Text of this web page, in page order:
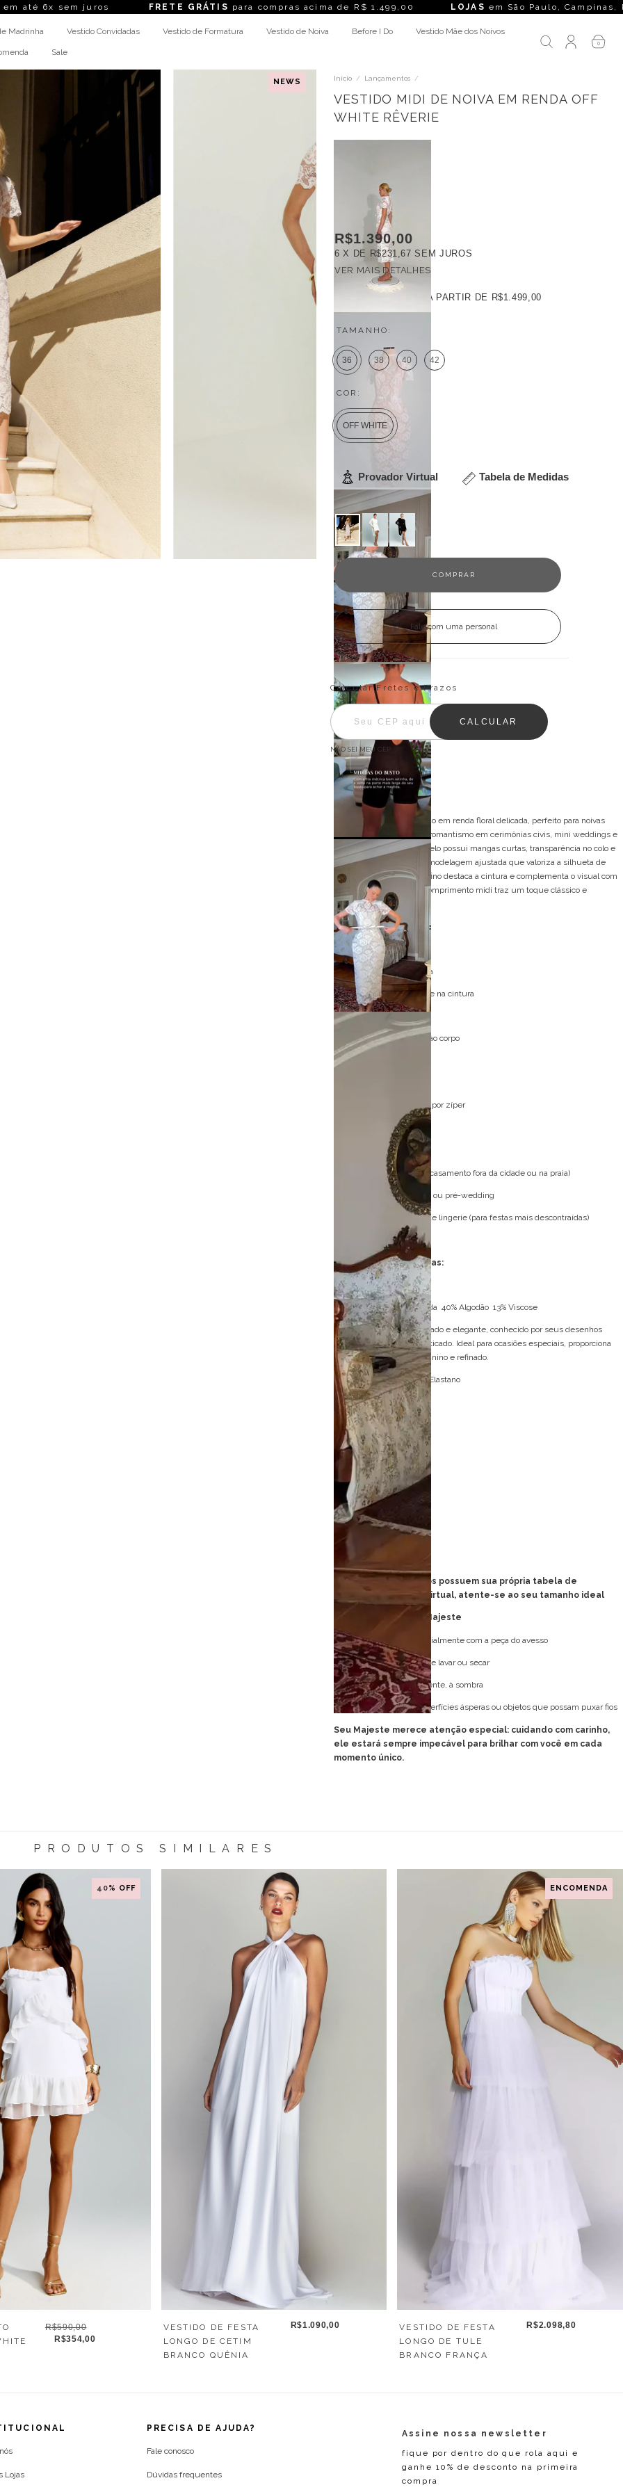
sem juros FRETE GRÁTISpara compras acima de R$ 1.499,00LOJAS em São Paulo, Campinas, Rio de
Madrinha Vestido Convidadas Vestido de Formatura Vestido de Noiva Before I Do Vestido Mãe dos Noivos
Sale
0
NEWS Início / Lançamentos /
VESTIDO MIDI DE NOIVA EM RENDA OFF
WHITE RÊVERIE
R$1.390,00
6 X DE R$231,67 SEM JUROS
VER MAIS DETALHES
A PARTIR DE R$1.499,00
TAMANHO:
36 38 40 42
COR:
OFF WHITE
Provador Virtual Tabela de Medidas
Veja outras opções
Fale com uma personal
Entregas para o CEP:
Calcular Fretes e Prazos
CALCULAR
NÃO SEI MEU CEP
Descrição
Vestido midi confeccionado em renda floral delicada, perfeito para noivas
que buscam elegância e romantismo em cerimônias civis, mini weddings e
eventos especiais. O modelo possui mangas curtas, transparência no colo e
na cintura, além de uma modelagem ajustada que valoriza a silhueta de
forma sofisticada. O cinto fino destaca a cintura e complementa o visual com
delicadeza, enquanto o comprimento midi traz um toque clássico e
atemporal.
Detalhes do modelo:
Comprimento midi
Manga curta em renda
Transparência no colo e na cintura
Renda floral delicada
Modelagem ajustada ao corpo
Acompanha cinto fino
Fechamento posterior por zíper
Ideal para ocasiões:
Casamento civil
Destination wedding (casamento fora da cidade ou na praia)
Ensaio pré-casamento ou pré-wedding
Chá de panela / Chá de lingerie (para festas mais descontraídas)
Renovação de votos
Especificações Técnicas:
Tecido: Renda
Composição: 47% Poliamida 40% Algodão 13% Viscose
A renda é um tecido delicado e elegante, conhecido por seus desenhos
florais e acabamento sofisticado. Ideal para ocasiões especiais, proporciona
um visual romântico, feminino e refinado.
Forro: 87% Poliamida 13% Elastano
Bojo: Não
Fecho: Zíper invisível
Medidas da Modelo:
Veste: 36 (PP)
Altura: 1,77 m
Busto: 82 cm
Cintura: 63 cm
Quadril: 90 cm
Obs: Todos os vestidos possuem sua própria tabela de
medidas e provador virtual, atente-se ao seu tamanho ideal
Cuidados com o seu Majeste
Lave à mão, preferencialmente com a peça do avesso
Não utilize máquina de lavar ou secar
Deixe secar naturalmente, à sombra
Evite contato com superfícies ásperas ou objetos que possam puxar fios
Seu Majeste merece atenção especial: cuidando com carinho,
ele estará sempre impecável para brilhar com você em cada
momento único.
PRODUTOS SIMILARES
40% OFF
R$590,00
R$354,00
VESTIDO DE FESTA
LONGO DE CETIM
BRANCO QUÊNIA
R$1.090,00
ENCOMENDA
VESTIDO DE FESTA
LONGO DE TULE
BRANCO FRANÇA
R$2.098,80
Lojas
PRECISA DE AJUDA?
Fale conosco
Dúvidas frequentes
Assine nossa newsletter
fique por dentro do que rola aqui e
ganhe 10% de desconto na primeira
compra